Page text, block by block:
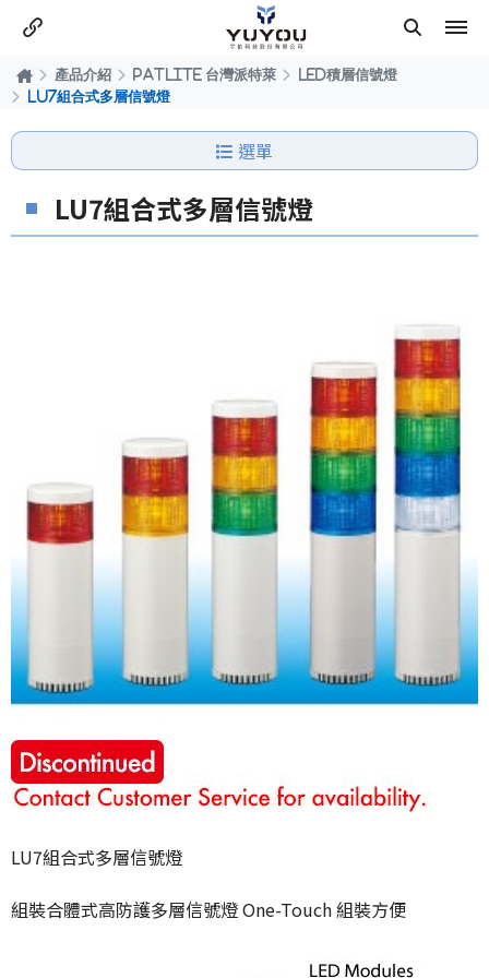
產品介紹 PATLITE 台灣派特萊
LED積層信號燈
LU7組合式多層信號燈
選單
LU7組合式多層信號燈
LU7組合式多層信號燈
組裝合體式高防護多層信號燈 One-Touch 組裝方便